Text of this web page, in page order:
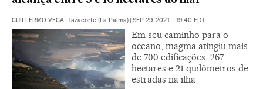
GUILLERMO VEGA | Tazacorte (La Palma) | SEP 29, 2021 - 19:40 EDT
Em seu caminho para o
oceano, magma atingiu mais
de 700 edificações, 267
hectares e 21 quilômetros de
estradas na ilha